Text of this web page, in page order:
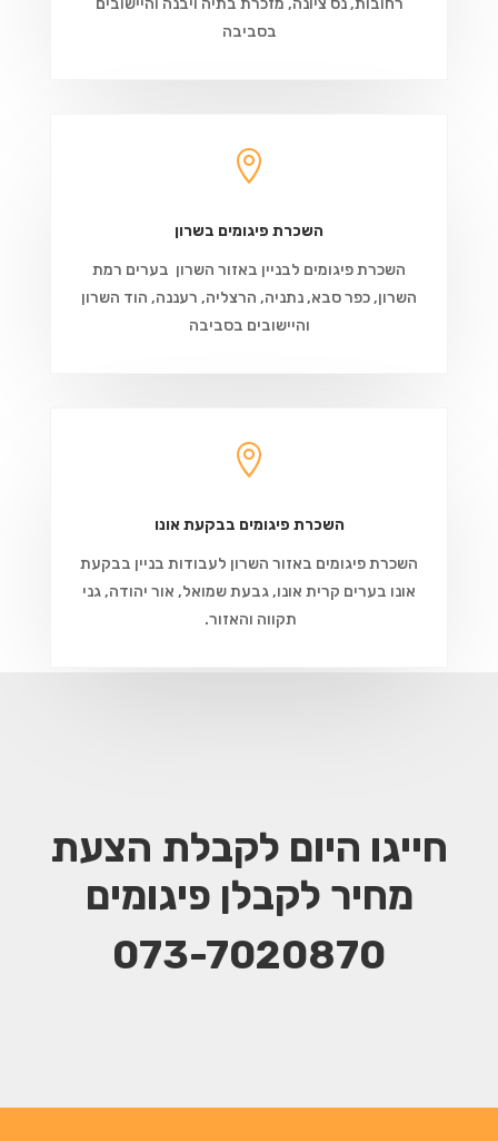
רחובות, נס ציונה, מזכרת בתיה ויבנה והיישובים
בסביבה

השכרת פיגומים בשרון
השכרת פיגומים לבניין באזור השרון בערים רמת
השרון, כפר סבא, נתניה, הרצליה, רעננה, הוד השרון
והיישובים בסביבה

השכרת פיגומים בבקעת אונו
השכרת פיגומים באזור השרון לעבודות בניין בבקעת
אונו בערים קרית אונו, גבעת שמואל, אור יהודה, גני
תקווה והאזור.
חייגו היום לקבלת הצעת
מחיר לקבלן פיגומים
073-7020870